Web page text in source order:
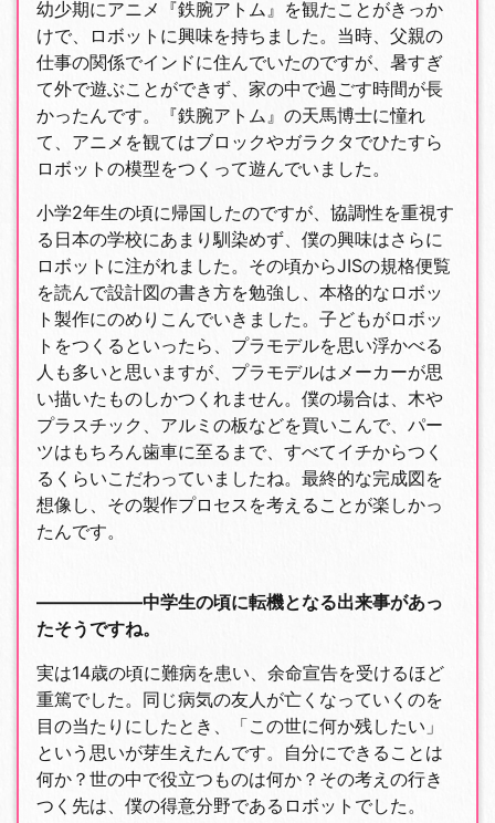
幼少期にアニメ『鉄腕アトム』を観たことがきっか
けで、ロボットに興味を持ちました。当時、父親の
仕事の関係でインドに住んでいたのですが、暑すぎ
て外で遊ぶことができず、家の中で過ごす時間が長
かったんです。『鉄腕アトム』の天馬博士に憧れ
て、アニメを観てはブロックやガラクタでひたすら
ロボットの模型をつくって遊んでいました。
小学2年生の頃に帰国したのですが、協調性を重視す
る日本の学校にあまり馴染めず、僕の興味はさらに
ロボットに注がれました。その頃からJISの規格便覧
を読んで設計図の書き方を勉強し、本格的なロボッ
ト製作にのめりこんでいきました。子どもがロボッ
トをつくるといったら、プラモデルを思い浮かべる
人も多いと思いますが、プラモデルはメーカーが思
い描いたものしかつくれません。僕の場合は、木や
プラスチック、アルミの板などを買いこんで、パー
ツはもちろん歯車に至るまで、すべてイチからつく
るくらいこだわっていましたね。最終的な完成図を
想像し、その製作プロセスを考えることが楽しかっ
たんです。
――――――中学生の頃に転機となる出来事があっ
たそうですね。
実は14歳の頃に難病を患い、余命宣告を受けるほど
重篤でした。同じ病気の友人が亡くなっていくのを
目の当たりにしたとき、「この世に何か残したい」
という思いが芽生えたんです。自分にできることは
何か？世の中で役立つものは何か？その考えの行き
つく先は、僕の得意分野であるロボットでした。